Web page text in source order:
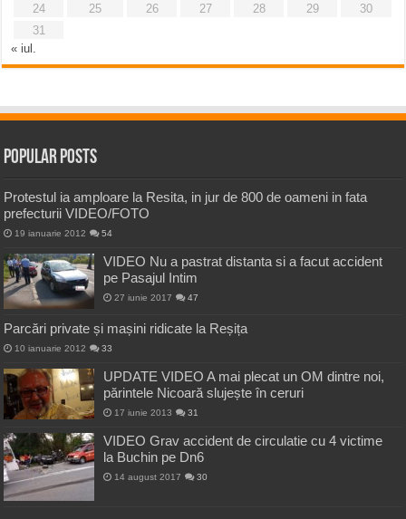
24
25 26 27 28 29
30
31
« iul.
Popular Posts
Protestul ia amploare la Resita, in jur de 800 de oameni in fata
prefecturii VIDEO/FOTO
19 ianuarie 2012 54
VIDEO Nu a pastrat distanta si a facut accident
pe Pasajul Intim
27 iunie 2017 47
Parcări private și mașini ridicate la Reșița
10 ianuarie 2012 33
UPDATE VIDEO A mai plecat un OM dintre noi,
părintele Nicoară slujește în ceruri
17 iunie 2013 31
VIDEO Grav accident de circulatie cu 4 victime
la Buchin pe Dn6
14 august 2017 30